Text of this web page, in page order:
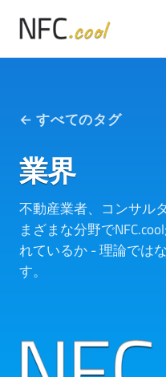
← すべてのタグ
業界
不動産業者、コンサル
まざまな分野で
れているか - 理論では
す。